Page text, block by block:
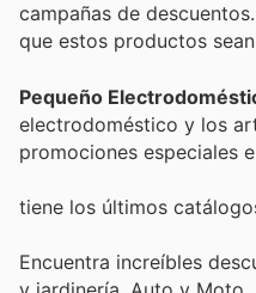
campañas de
que estos productos
Pequeño
electrodoméstico y los
promociones especiales
tiene los últimos
Encuentra increíbles